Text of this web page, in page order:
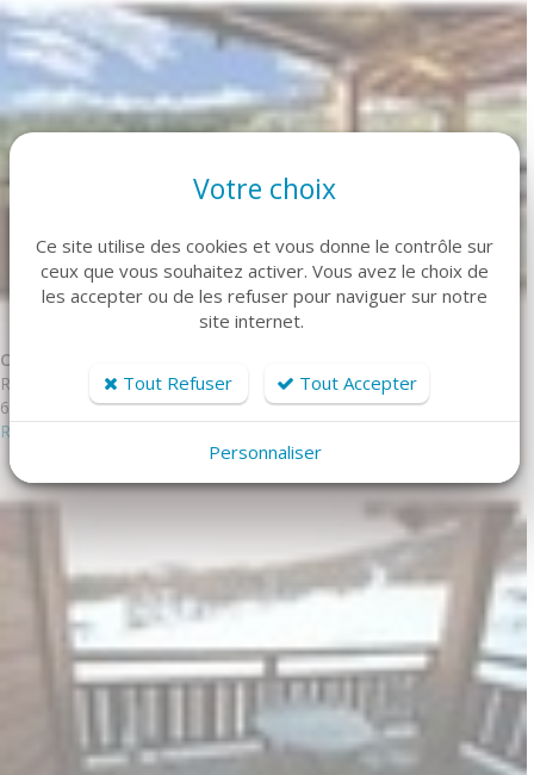
CHALET 6 Puy-Saint-Vincent
Réf. DBAC22P
6 personne(s) - 2 chambre(s)
Réserver
Votre choix
Ce site utilise des cookies et vous donne le contrôle sur
ceux que vous souhaitez activer. Vous avez le choix de
les accepter ou de les refuser pour naviguer sur notre
site internet.
Tout Refuser Tout Accepter
Personnaliser